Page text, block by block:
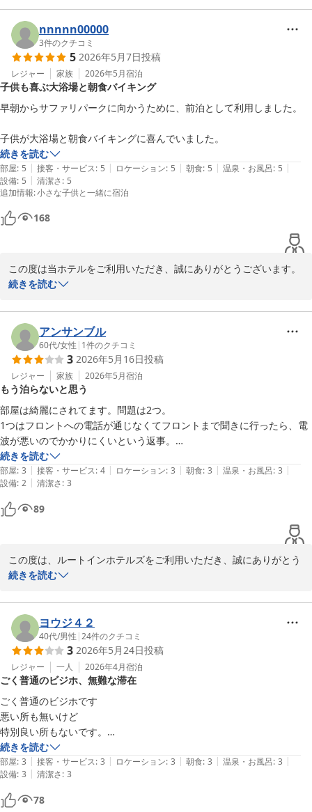
貴重な評価をお寄せいただき感謝申し上げます。
レストランのご利用とのことでございましたので、お気付きの点や
改善点などございましたら是非感想をお寄せいただけると幸いにご
ざいます。
ルートイングループはお客様の声と共に日々進化を続けておりま
当ホテルもよりご満足いただける空間を提供できるよう精進して参
ります。
お客様のまたのご来館をスタッフ一同心よりお待ちしております。
フロント　山崎
nnnnn00000
3件のクチコミ
5 2026年5月7日投稿
レジャー 家族 2026年5月宿泊
子供も喜ぶ大浴場と朝食バイキング
早朝からサファリパークに向かうために、前泊として利用しました。
子供が大浴場と朝食バイキングに喜んでいました。
続きを読む
部屋: 5 | 接客・サービス: 5 | ロケーション: 5 | 朝食: 5 | 温泉・お風呂: 5 |
設備: 5 | 清潔さ: 5
追加情報:小さな子供と一緒に宿泊
168
この度は当ホテルをご利用いただき、誠にありがとうございます。
と、大変嬉しく存じます。
早朝からサファリパークへお出かけとのことで、ご移動の前泊とし
て当館をご活用いただき、立地やサービスがお役に立てたようで何
よりでございます。
今後もご家族皆さまにご満足いただけるよう、スタッフ一同努めて
まいります。
またのご利用を心よりお待ち申し上げております。
ホテルルートイン裾野インター
2026-05-07
続きを読む
アンサンブル
60代/女性 | 1件のクチコミ
3 2026年5月16日投稿
レジャー 家族 2026年5月宿泊
もう泊らないと思う
部屋は綺麗にされてます。問題は2つ。
1つはフロントへの電話が通じなくてフロントまで聞きに行ったら、電
波が悪いのでかかりにくいという返事。
もし、部屋で何かあったときに間に合わない。
2つ目はテレビにホテルの情報をみることが出来るはずなのに、電波の
加減が悪いのか、映らなかった。
いただいたお知らせメモには、ホテルの情報はテレビで確認できますと
の説明が嘘になってた。
続きを読む
部屋: 3 | 接客・サービス: 4 | ロケーション: 3 | 朝食: 3 | 温泉・お風呂: 3 |
設備: 2 | 清潔さ: 3
89
この度は、ルートインホテルズをご利用いただき、誠にありがとう
ございます。お部屋の件につきましては、大変光栄でございます。
しかしながら、フロントへの電話が繋がりにくかった件、またテレ
ビのホテル情報がご覧いただけなかった件につきましては、お客様
にご不便、ご心配をおかけし、深くお詫び申し上げます。電波状況
によりお客様にご迷惑をおかけしましたこと、誠に申し訳ございま
せん。
緊急時のご連絡手段や情報提供のあり方につきましては、現在、早
急に改善策を検討しております。お客様に安心して快適にお過ごし
いただけますよう、有線接続の可能性も含め、包括的に見直しを進
めてまいります。
この度いただきました貴重なご意見は、今後のサービス向上に向け
た重要な示唆として真摯に受け止め、改善に努めてまいる所存でご
ざいます。
続きを読む
ヨウジ４２
40代/男性 |24件のクチコミ
3 2026年5月24日投稿
レジャー 一人 2026年4月宿泊
ごく普通のビジホ、無難な滞在
ごく普通のビジホです
悪い所も無いけど
特別良い所もないです。
無難です
続きを読む
部屋: 3 | 接客・サービス: 3 | ロケーション: 3 | 朝食: 3 | 温泉・お風呂: 3 |
設備: 3 | 清潔さ: 3
78